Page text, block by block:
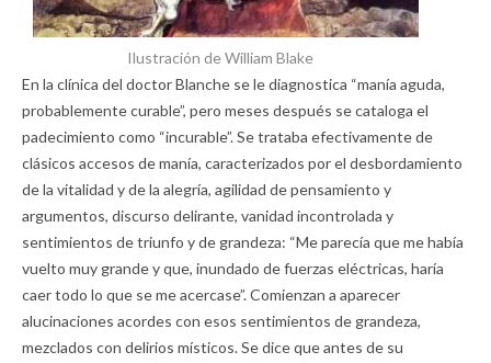
Ilustración de William Blake
En la clínica del doctor Blanche se le diagnostica “manía aguda,
probablemente curable”, pero meses después se cataloga el
padecimiento como “incurable”. Se trataba efectivamente de
clásicos accesos de manía, caracterizados por el desbordamiento
de la vitalidad y de la alegría, agilidad de pensamiento y
argumentos, discurso delirante, vanidad incontrolada y
sentimientos de triunfo y de grandeza: “Me parecía que me había
vuelto muy grande y que, inundado de fuerzas eléctricas, haría
caer todo lo que se me acercase”. Comienzan a aparecer
alucinaciones acordes con esos sentimientos de grandeza,
mezclados con delirios místicos. Se dice que antes de su